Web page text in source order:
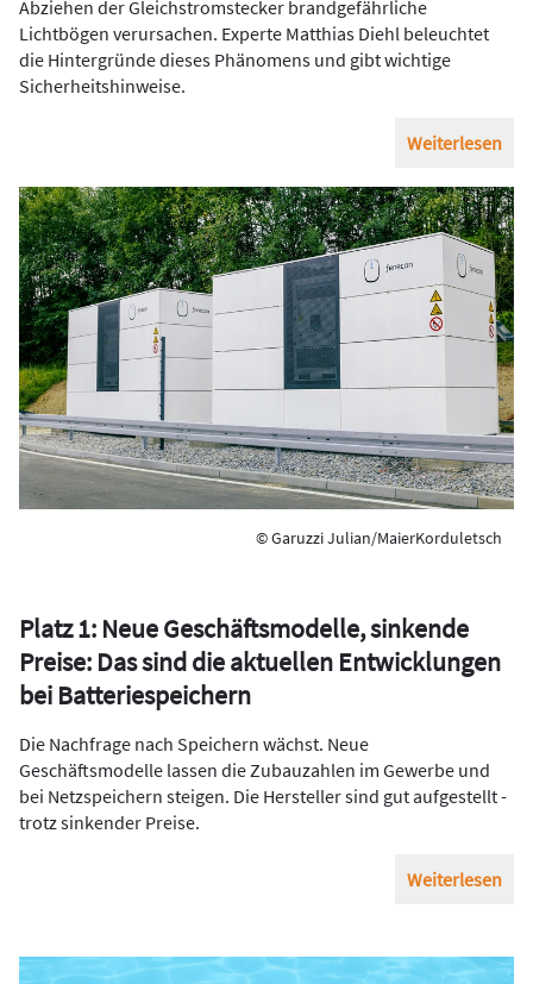
Abziehen der Gleichstromstecker brandgefährliche
Lichtbögen verursachen. Experte Matthias Diehl beleuchtet
die Hintergründe dieses Phänomens und gibt wichtige
Sicherheitshinweise.
Weiterlesen
© Garuzzi Julian/MaierKorduletsch
Platz 1: Neue Geschäftsmodelle, sinkende
Preise: Das sind die aktuellen Entwicklungen
bei Batteriespeichern
Die Nachfrage nach Speichern wächst. Neue
Geschäftsmodelle lassen die Zubauzahlen im Gewerbe und
bei Netzspeichern steigen. Die Hersteller sind gut aufgestellt -
trotz sinkender Preise.
Weiterlesen